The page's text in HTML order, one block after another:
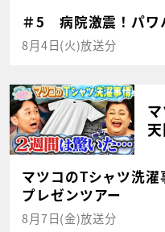
＃5 病院激震！パワ
8月4日(火)放送分
マツコのTシャツ洗
プレゼンツアー
8月7日(金)放送分